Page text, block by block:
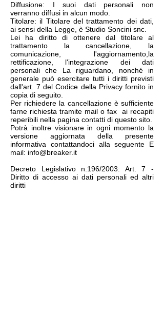
Diffusione: I suoi dati personali non
verranno diffusi in alcun modo.
Titolare: il Titolare del trattamento dei dati,
ai sensi della Legge, è Studio Soncini snc.
Lei ha diritto di ottenere dal titolare al
trattamento la cancellazione, la
comunicazione, l'aggiornamento,la
rettificazione, l'integrazione dei dati
personali che La riguardano, nonché in
generale può esercitare tutti i diritti previsti
dall'art. 7 del Codice della Privacy fornito in
copia di seguito.
Per richiedere la cancellazione è sufficiente
farne richiesta tramite mail o fax ai recapiti
reperibili nella pagina contatti di questo sito.
Potrà inoltre visionare in ogni momento la
versione aggiornata della presente
informativa contattandoci alla seguente E
mail: info@breaker.it
Decreto Legislativo n.196/2003: Art. 7 -
Diritto di accesso ai dati personali ed altri
diritti